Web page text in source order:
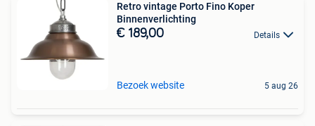
Retro vintage Porto Fino Koper
Binnenverlichting
€ 189,00 Details
Bezoek website 5 aug 26